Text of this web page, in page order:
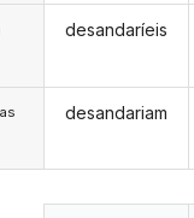
desandaríeis
desandariam